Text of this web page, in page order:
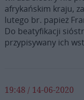
afrykańskim kraju,
lutego br. papież
Do beatyfikacji
przypisywany ich
19:48 / 14-06-2020